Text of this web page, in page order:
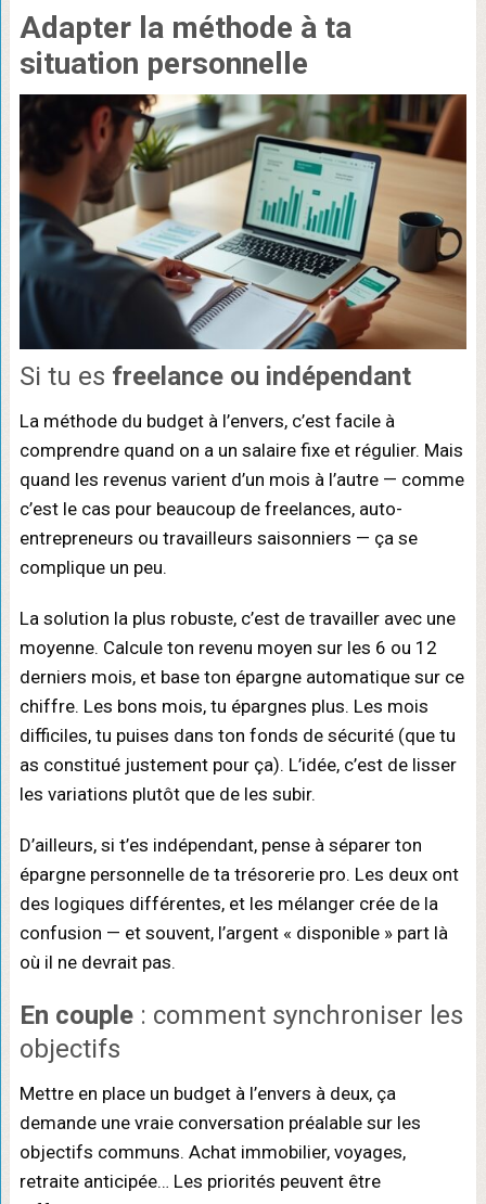
Adapter la méthode à ta
situation personnelle
Si tu es freelance ou indépendant
La méthode du budget à l’envers, c’est facile à
comprendre quand on a un salaire fixe et régulier. Mais
quand les revenus varient d’un mois à l’autre — comme
c’est le cas pour beaucoup de freelances, auto-
entrepreneurs ou travailleurs saisonniers — ça se
complique un peu.
La solution la plus robuste, c’est de travailler avec une
moyenne. Calcule ton revenu moyen sur les 6 ou 12
derniers mois, et base ton épargne automatique sur ce
chiffre. Les bons mois, tu épargnes plus. Les mois
difficiles, tu puises dans ton fonds de sécurité (que tu
as constitué justement pour ça). L’idée, c’est de lisser
les variations plutôt que de les subir.
D’ailleurs, si t’es indépendant, pense à séparer ton
épargne personnelle de ta trésorerie pro. Les deux ont
des logiques différentes, et les mélanger crée de la
confusion — et souvent, l’argent « disponible » part là
où il ne devrait pas.
En couple: comment synchroniser les
objectifs
Mettre en place un budget à l’envers à deux, ça
demande une vraie conversation préalable sur les
objectifs communs. Achat immobilier, voyages,
retraite anticipée… Les priorités peuvent être